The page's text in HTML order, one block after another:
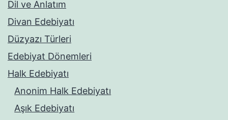
Dil ve Anlatım
Divan Edebiyatı
Düzyazı Türleri
Edebiyat Dönemleri
Halk Edebiyatı
Anonim Halk Edebiyatı
Aşık Edebiyatı